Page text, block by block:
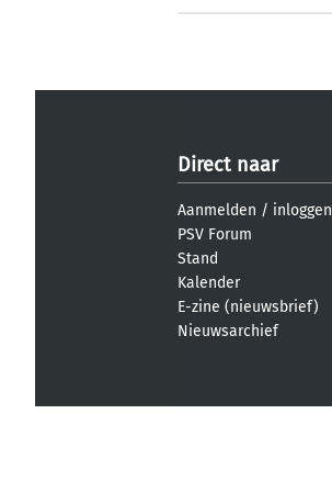
Direct naar
Aanmelden / inloggen
PSV Forum
Stand
Kalender
E-zine (nieuwsbrief)
Nieuwsarchief